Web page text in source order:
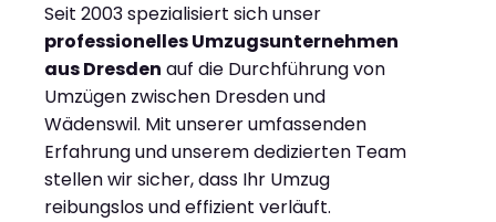
Seit 2003 spezialisiert sich unser
professionelles Umzugsunternehmen
aus Dresden auf die Durchführung von
Umzügen zwischen Dresden und
Wädenswil. Mit unserer umfassenden
Erfahrung und unserem dedizierten Team
stellen wir sicher, dass Ihr Umzug
reibungslos und effizient verläuft.